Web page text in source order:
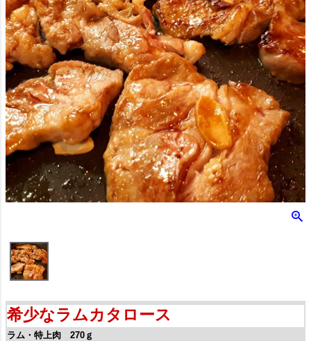
希少なラムカタロース
ラム・特上肉 270ｇ